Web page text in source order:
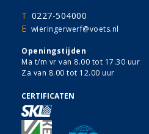
T 0227-504000
E wieringerwerf@voets.nl
Openingstijden
Ma t/m vr van 8.00 tot 17.30 uur
Za van 8.00 tot 12.00 uur
CERTIFICATEN